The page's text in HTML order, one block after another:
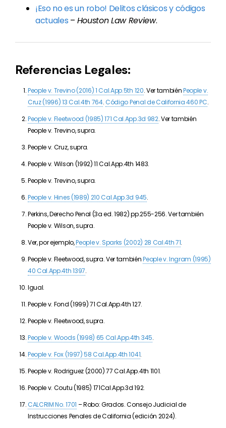
¡Eso no es un robo! Delitos clásicos y códigos
actuales – Houston Law Review.
Referencias Legales:
People v. Trevino (2016) 1 Cal.App.5th 120. Ver tambiénPeople v.
Cruz (1996) 13 Cal.4th 764. Código Penal de California 460 PC.
People v. Fleetwood (1985) 171 Cal.App.3d 982. Ver también
People v. Trevino, supra.
People v. Cruz, supra.
People v. Wilson (1992) 11 Cal.App.4th 1483.
People v. Trevino, supra.
People v. Hines (1989) 210 Cal.App.3d 945.
Perkins, Derecho Penal (3a ed. 1982) pp.255-256. Ver también
People v. Wilson, supra.
Ver, por ejemplo,People v. Sparks (2002) 28 Cal.4th 71.
People v. Fleetwood, supra. Ver tambiénPeople v. Ingram (1995)
40 Cal.App.4th 1397.
Igual.
People v. Fond (1999) 71 Cal.App.4th 127.
People v. Fleetwood, supra.
People v. Woods (1998) 65 Cal.App.4th 345.
People v. Fox (1997) 58 Cal.App.4th 1041.
People v. Rodriguez (2000) 77 Cal.App.4th 1101.
People v. Coutu (1985) 171Cal.App.3d 192.
CALCRIM No. 1701 – Robo: Grados. Consejo Judicial de
Instrucciones Penales de California (edición 2024).